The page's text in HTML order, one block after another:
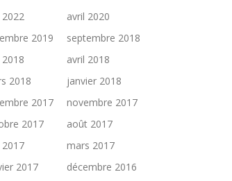
avril 2020
2019
septembre 2018
avril 2018
2018
janvier 2018
2017
novembre 2017
2017
août 2017
mars 2017
2017
décembre 2016